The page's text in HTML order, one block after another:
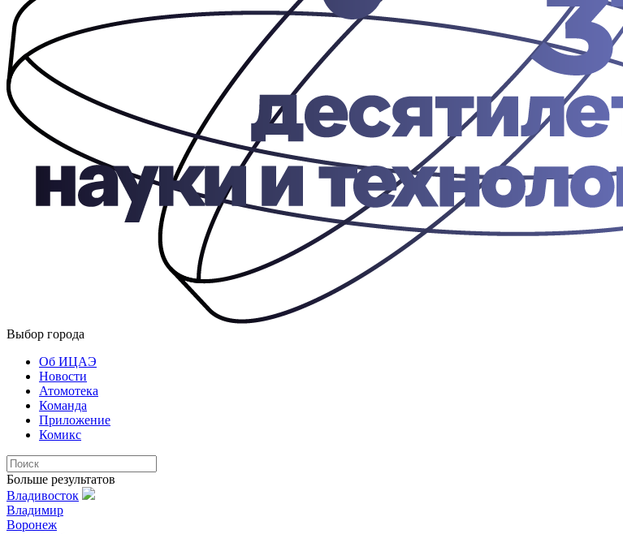
Выбор города
Об ИЦАЭ
Новости
Атомотека
Команда
Приложение
Комикс
Больше результатов
Владивосток
Владимир
Воронеж